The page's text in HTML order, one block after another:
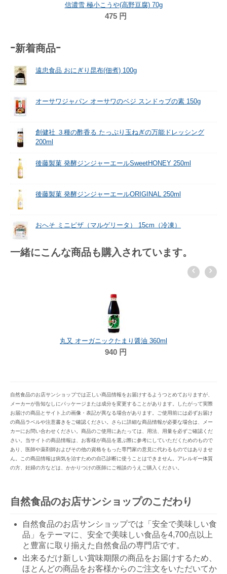
-新着商品-
遠忠食品 おにぎり昆布(佃煮) 100g
オーサワジャパン オーサワのベジ スンドゥブの素 150g
創健社 ３種の酢香る たっぷり玉ねぎの万能ドレッシング
200ml
後藤製菓 発酵ジンジャーエールSweetHONEY 250ml
後藤製菓 発酵ジンジャーエールORIGINAL 250ml
おへそ ミニピザ（マルゲリータ） 15cm（冷凍）
一緒にこんな商品も購入されています。
自然食品のお店サンショップでは正しい商品情報をお届けするようつとめておりますが、
メーカーが告知なしにパッケージまたは成分を変更することがあります。したがって実際
お届けの商品とサイト上の画像・表記が異なる場合があります。ご使用前には必ずお届け
の商品ラベルや注意書きをご確認ください。さらに詳細な商品情報が必要な場合は、メー
カーにお問い合わせください。商品のご使用にあたっては、用法、用量を必ずご確認くだ
さい。当サイトの商品情報は、お客様が商品を選ぶ際に参考にしていただくためのもので
あり、医師や薬剤師およびその他の資格をもった専門家の意見に代わるものではありませ
ん。この商品情報は病気を治すための自己診断に使うことはできません。アレルギー体質
の方、妊婦の方などは、かかりつけの医師にご相談のうえご購入ください。
自然食品のお店サンショップのこだわり
自然食品のお店サンショップでは「安全で美味しい食
品」をテーマに、安全で美味しい食品を4,700点以上
と豊富に取り揃えた自然食品の専門店です。
出来るだけ新しい賞味期限の商品をお届けするため、
ほとんどの商品をお客様からのご注文をいただいてか